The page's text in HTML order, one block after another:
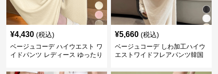
¥4,430 (税込)
ベージュコーデ ハイウエスト ワ
イドパンツ レディース ゆったり
¥5,660 (税込)
ベージュコーデ しわ加工ハイウ
エストワイドフレアパンツ韓国